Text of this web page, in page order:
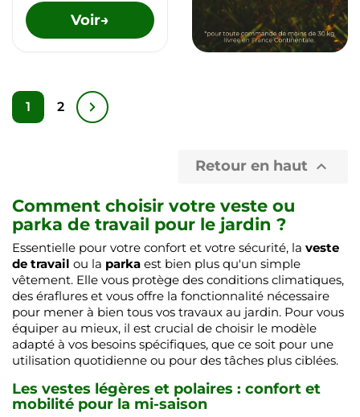
Voir→
1 2
Retour en haut 
Comment choisir votre veste ou
parka de travail pour le jardin ?
Essentielle pour votre confort et votre sécurité, la veste
de travail ou la parka est bien plus qu'un simple
vêtement. Elle vous protège des conditions climatiques,
des éraflures et vous offre la fonctionnalité nécessaire
pour mener à bien tous vos travaux au jardin. Pour vous
équiper au mieux, il est crucial de choisir le modèle
adapté à vos besoins spécifiques, que ce soit pour une
utilisation quotidienne ou pour des tâches plus ciblées.
Les vestes légères et polaires : confort et
mobilité pour la mi-saison